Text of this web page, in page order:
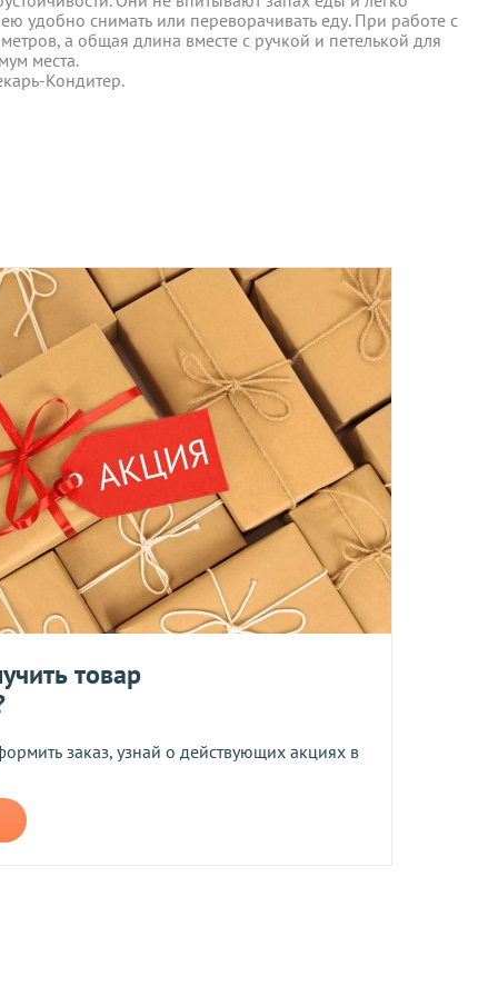
Кондитер.
моих персональных данных
не более 10 мб
включительно.
получите на следующий день после отправки заказа.
возврату и обмену не подлежат.
удобно снимать или переворачивать еду. При работе с
а общая длина вместе с ручкой и петелькой для
места.
Кондитер.
товар
заказ, узнай о действующих акциях в